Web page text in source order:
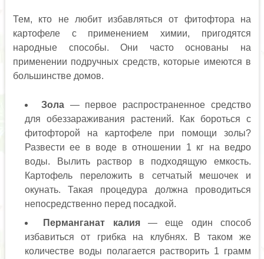
Тем, кто не любит избавляться от фитофтора на
картофеле с применением химии, пригодятся
народные способы. Они часто основаны на
применении подручных средств, которые имеются в
большинстве домов.
Зола— первое распространенное средство
для обеззараживания растений. Как бороться с
фитофторой на картофеле при помощи золы?
Развести ее в воде в отношении 1 кг на ведро
воды. Вылить раствор в подходящую емкость.
Картофель переложить в сетчатый мешочек и
окунать. Такая процедура должна проводиться
непосредственно перед посадкой.
Перманганат калия— еще один способ
избавиться от грибка на клубнях. В таком же
количестве воды полагается растворить 1 грамм